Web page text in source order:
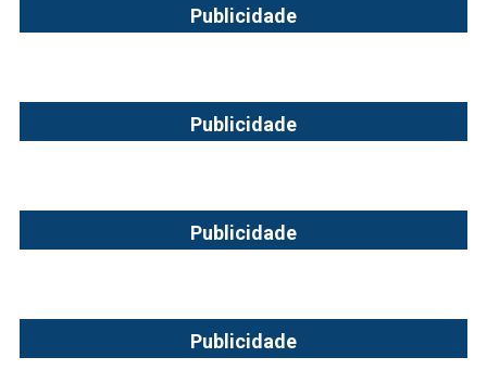
Publicidade
Publicidade
Publicidade
Publicidade